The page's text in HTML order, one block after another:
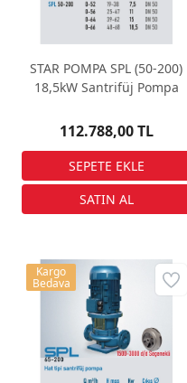
STAR POMPA SPL (50-200)
18,5kW Santrifüj Pompa
112.788,00 TL
Kargo
Bedava